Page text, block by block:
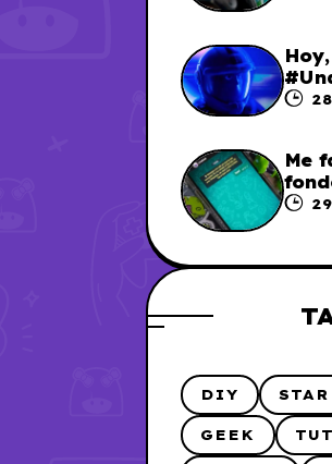
Hoy,
Me
DIY STAR
GEEK